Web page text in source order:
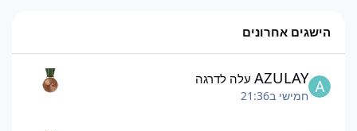
הישגים אחרונים
AZULAY עלה לדרגה
חמישי ב21:36